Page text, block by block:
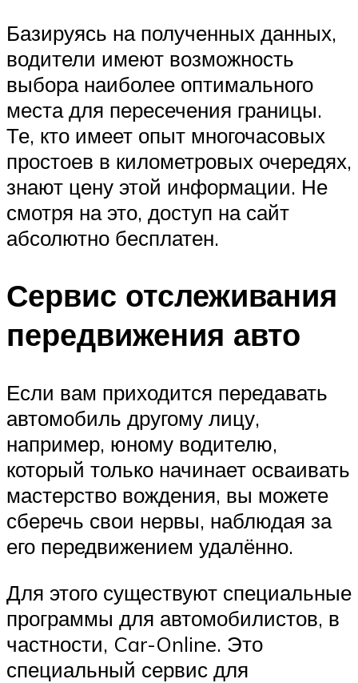
Базируясь на полученных данных,
водители имеют возможность
выбора наиболее оптимального
места для пересечения границы.
Те, кто имеет опыт многочасовых
простоев в километровых очередях,
знают цену этой информации. Не
смотря на это, доступ на сайт
абсолютно бесплатен.
Сервис отслеживания
передвижения авто
Если вам приходится передавать
автомобиль другому лицу,
например, юному водителю,
который только начинает осваивать
мастерство вождения, вы можете
сберечь свои нервы, наблюдая за
его передвижением удалённо.
Для этого существуют специальные
программы для автомобилистов, в
частности, Car-Online. Это
специальный сервис для